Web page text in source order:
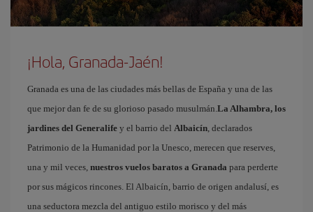
¡Hola, Granada-Jaén!
Granada es una de las ciudades más bellas de España y una de las
que mejor dan fe de su glorioso pasado musulmán.La Alhambra, los
jardines del Generalife y el barrio del Albaicín, declarados
Patrimonio de la Humanidad por la Unesco, merecen que reserves,
una y mil veces, nuestros vuelos baratos a Granada para perderte
por sus mágicos rincones. El Albaicín, barrio de origen andalusí, es
una seductora mezcla del antiguo estilo morisco y del más